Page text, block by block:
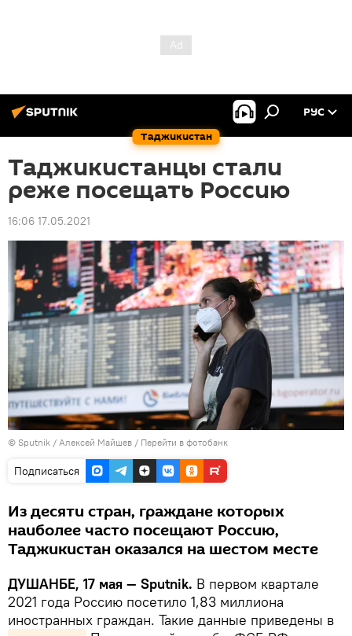
Таджикистан
РУС
Таджикистанцы стали
реже посещать Россию
16:06 17.05.2021
© Sputnik / Алексей Майшев / Перейти в фотобанк
Подписаться
Из десяти стран, граждане которых
наиболее часто посещают Россию,
Таджикистан оказался на шестом месте
ДУШАНБЕ, 17 мая — Sputnik. В первом квартале
2021 года Россию посетило 1,83 миллиона
иностранных граждан. Такие данные приведены в